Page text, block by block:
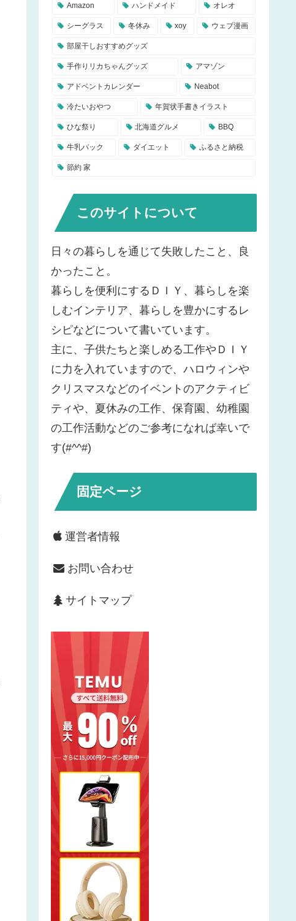
Amazon ハンドメイド オレオ
シーグラス 冬休み xoy ウェブ漫画
部屋干しおすすめグッズ
手作りリカちゃんグッズ アマゾン
アドベントカレンダー Neabot
冷たいおやつ 年賀状手書きイラスト
ひな祭り 北海道グルメ BBQ
牛乳パック ダイエット ふるさと納税
節約 家
このサイトについて
日々の暮らしを通じて失敗したこと、良
かったこと。
暮らしを便利にするＤＩＹ、暮らしを楽
しむインテリア、暮らしを豊かにするレ
シピなどについて書いています。
主に、子供たちと楽しめる工作やＤＩＹ
に力を入れていますので、ハロウィンや
クリスマスなどのイベントのアクティビ
ティや、夏休みの工作、保育園、幼稚園
の工作活動などのご参考になれば幸いで
す(#^^#)
固定ページ
運営者情報
お問い合わせ
サイトマップ